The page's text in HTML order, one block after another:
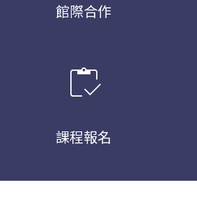
館際合作
inventory
課程報名